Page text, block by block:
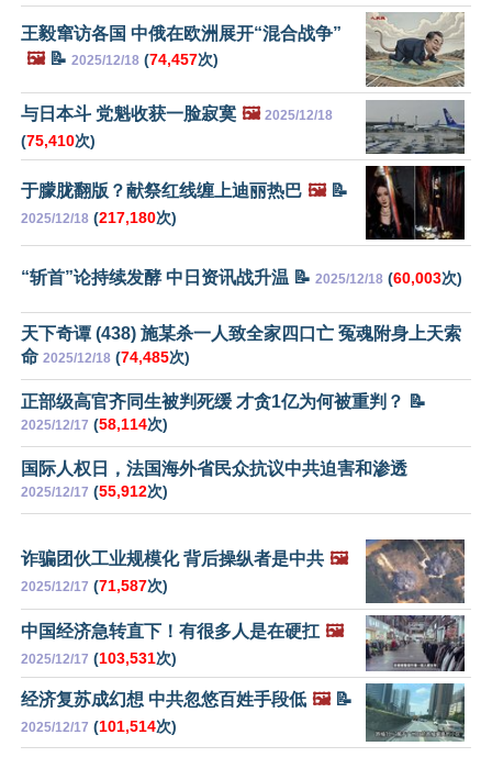
王毅窜访各国 中俄在欧洲展开“混合战争”
🖼️📝 2025/12/18 (74,457次)
与日本斗 党魁收获一脸寂寞 🖼️ 2025/12/18
(75,410次)
于朦胧翻版？献祭红线缠上迪丽热巴 🖼️📝
2025/12/18 (217,180次)
“斩首”论持续发酵 中日资讯战升温 📝 2025/12/18 (60,003次)
天下奇谭 (438) 施某杀一人致全家四口亡 冤魂附身上天索
命 2025/12/18 (74,485次)
正部级高官齐同生被判死缓 才贪1亿为何被重判？ 📝
2025/12/17 (58,114次)
国际人权日，法国海外省民众抗议中共迫害和渗透
2025/12/17 (55,912次)
诈骗团伙工业规模化 背后操纵者是中共 🖼️
2025/12/17 (71,587次)
中国经济急转直下！有很多人是在硬扛 🖼️
2025/12/17 (103,531次)
经济复苏成幻想 中共忽悠百姓手段低 🖼️📝
2025/12/17 (101,514次)